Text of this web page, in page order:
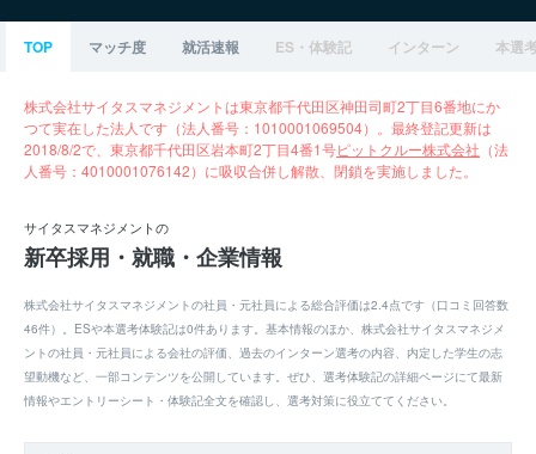
TOP マッチ度 就活速報 ES・体験記 インターン 本選
株式会社サイタスマネジメントは東京都千代田区神田司町2丁目6番地にか
つて実在した法人です（法人番号：1010001069504）。最終登記更新は
2018/8/2で、東京都千代田区岩本町2丁目4番1号ピットクルー株式会社 （法
人番号：4010001076142）に吸収合併し解散、閉鎖を実施しました。
サイタスマネジメントの
新卒採用・就職・企業情報
株式会社サイタスマネジメントの社員・元社員による総合評価は2.4点です（口コミ回答数
46件）。ESや本選考体験記は0件あります。基本情報のほか、株式会社サイタスマネジメ
ントの社員・元社員による会社の評価、過去のインターン選考の内容、内定した学生の志
望動機など、一部コンテンツを公開しています。ぜひ、選考体験記の詳細ページにて最新
情報やエントリーシート・体験記全文を確認し、選考対策に役立ててください。